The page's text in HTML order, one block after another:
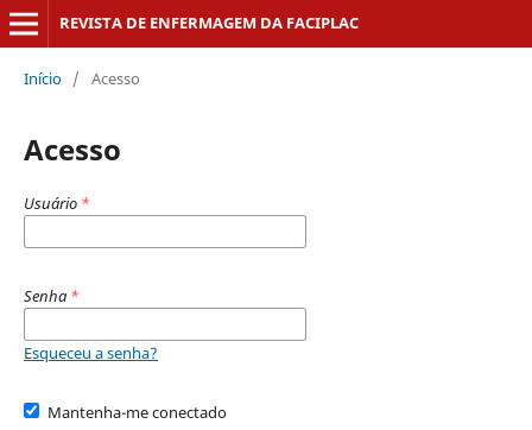
REVISTA DE ENFERMAGEM DA FACIPLAC
Início / Acesso
Acesso
Usuário *
Senha *
Esqueceu a senha?
Mantenha-me conectado